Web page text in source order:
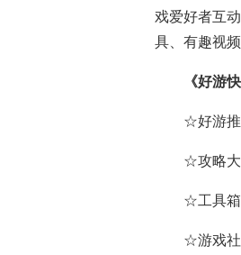
戏爱好者互
具、有趣视频
《好游
☆好游推
☆攻略大
☆工具箱
☆游戏社